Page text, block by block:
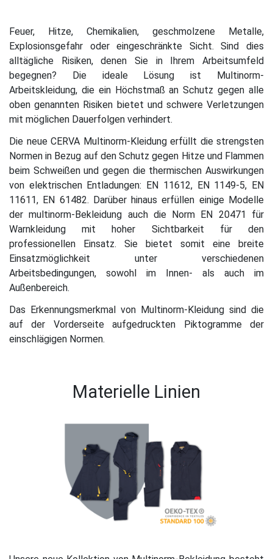
Feuer, Hitze, Chemikalien, geschmolzene Metalle,
Explosionsgefahr oder eingeschränkte Sicht. Sind dies
alltägliche Risiken, denen Sie in Ihrem Arbeitsumfeld
begegnen? Die ideale Lösung ist Multinorm-
Arbeitskleidung, die ein Höchstmaß an Schutz gegen alle
oben genannten Risiken bietet und schwere Verletzungen
mit möglichen Dauerfolgen verhindert.
Die neue CERVA Multinorm-Kleidung erfüllt die strengsten
Normen in Bezug auf den Schutz gegen Hitze und Flammen
beim Schweißen und gegen die thermischen Auswirkungen
von elektrischen Entladungen: EN 11612, EN 1149-5, EN
11611, EN 61482. Darüber hinaus erfüllen einige Modelle
der multinorm-Bekleidung auch die Norm EN 20471 für
Warnkleidung mit hoher Sichtbarkeit für den
professionellen Einsatz. Sie bietet somit eine breite
Einsatzmöglichkeit unter verschiedenen
Arbeitsbedingungen, sowohl im Innen- als auch im
Außenbereich.
Das Erkennungsmerkmal von Multinorm-Kleidung sind die
auf der Vorderseite aufgedruckten Piktogramme der
einschlägigen Normen.
Materielle Linien